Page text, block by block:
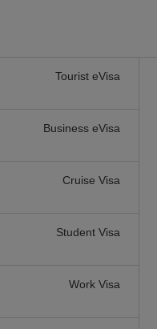
Tourist eVisa
Business eVisa
Cruise Visa
Student Visa
Work Visa